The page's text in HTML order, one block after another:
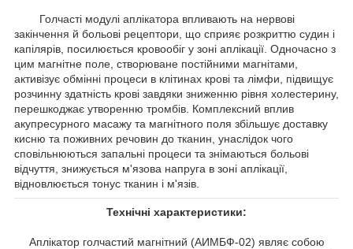
Голчасті модулі аплікатора впливають на нервові
закінчення й больові рецептори, що сприяє розкриттю судин і
капілярів, посилюється кровообіг у зоні аплікації. Одночасно з
цим магнітне поле, створюване постійними магнітами,
активізує обмінні процеси в клітинах крові та лімфи, підвищує
розчинну здатність крові завдяки зниженню рівня холестерину,
перешкоджає утворенню тромбів. Комплексний вплив
акупресурного масажу та магнітного поля збільшує доставку
кисню та поживних речовин до тканин, унаслідок чого
сповільнюються запальні процеси та знімаються больові
відчуття, знижується м'язова напруга в зоні аплікації,
відновлюється тонус тканин і м'язів.
Технічні характеристики:
Аплікатор голчастий магнітний (АИМБФ-02) являє собою